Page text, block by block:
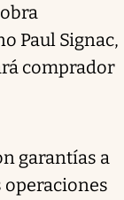
Paul Signac,
comprador
garantías a
operaciones